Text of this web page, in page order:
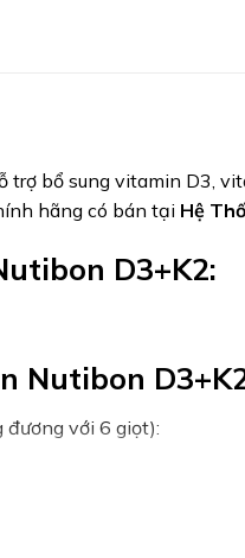
trợ bổ sung vitamin D3,
hãng có bán tại Hệ
D3+K2:
Nutibon
đương với 6 giọt):